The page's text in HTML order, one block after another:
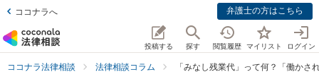
ココナラへ 弁護士の方はこちら
投稿する 探す 閲覧履歴 マイリスト ログイン
ココナラ法律相談 法律相談コラム 「みなし残業代」って何？「働かさ